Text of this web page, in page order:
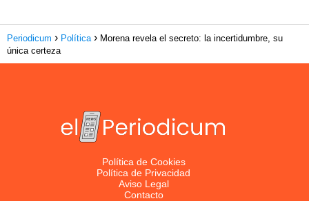
Periodicum Política
Morena revela el secreto: la incertidumbre, su
única certeza
Política de Cookies
Política de Privacidad
Aviso Legal
Contacto